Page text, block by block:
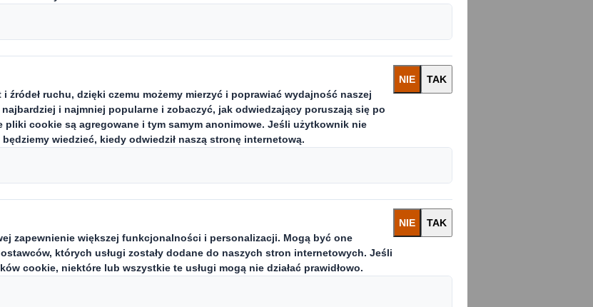
otrzymało przynajmniej jedną
zakupami online w ciągu ostatniego roku, a
jeden uszkodzony towar – wynika z
na zlecenie DS Smith, globalnego
rozwiązań opakowaniowych.
ponad 3 paczki posiadające drobne lub
trafiły w ostatnich miesiącach do